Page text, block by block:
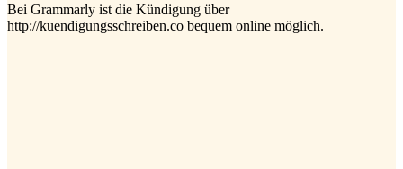
Bei Grammarly ist die Kündigung über
http://kuendigungsschreiben.co bequem online möglich.